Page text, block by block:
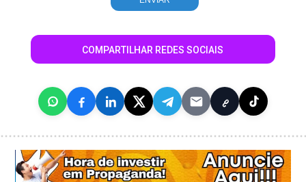
COMPARTILHAR REDES SOCIAIS